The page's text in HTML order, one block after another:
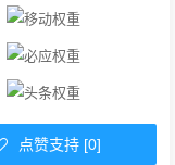
点赞支持 [0]